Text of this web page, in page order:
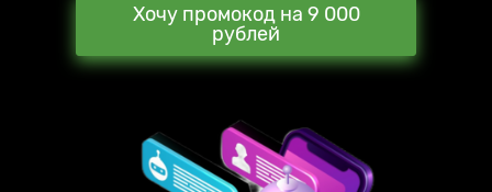
Хочу промокод на 9 000
рублей